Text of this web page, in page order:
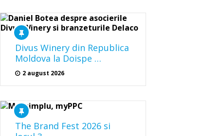
Divus Winery din Republica
Moldova la Doispe …
2 august 2026
The Brand Fest 2026 si